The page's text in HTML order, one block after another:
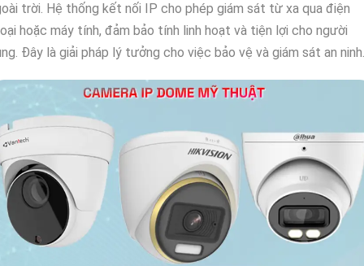
trời. Hệ thống kết nối IP cho phép giám sát từ xa qua điện
hoặc máy tính, đảm bảo tính linh hoạt và tiện lợi cho người
Đây là giải pháp lý tưởng cho việc bảo vệ và giám sát an ninh.